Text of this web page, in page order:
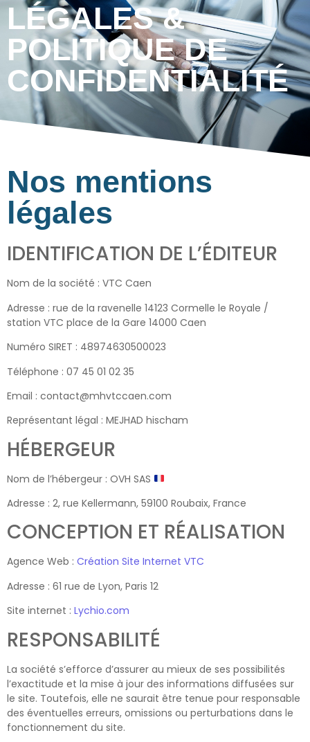
LÉGALES &
POLITIQUE DE
CONFIDENTIALITÉ
Nos mentions
légales
IDENTIFICATION DE L’ÉDITEUR
Nom de la société : VTC Caen
Adresse : rue de la ravenelle 14123 Cormelle le Royale /
station VTC place de la Gare 14000 Caen
Numéro SIRET : 48974630500023
Téléphone : 07 45 01 02 35
Email : contact@mhvtccaen.com
Représentant légal : MEJHAD hischam
HÉBERGEUR
Nom de l’hébergeur : OVH SAS
Adresse : 2, rue Kellermann, 59100 Roubaix, France
CONCEPTION ET RÉALISATION
Agence Web : Création Site Internet VTC
Adresse : 61 rue de Lyon, Paris 12
Site internet : Lychio.com
RESPONSABILITÉ
La société s’efforce d’assurer au mieux de ses possibilités
l’exactitude et la mise à jour des informations diffusées sur
le site. Toutefois, elle ne saurait être tenue pour responsable
des éventuelles erreurs, omissions ou perturbations dans le
fonctionnement du site.